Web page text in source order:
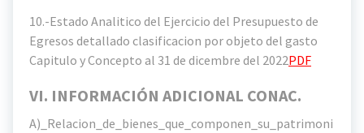
10.-Estado Analitico del Ejercicio del Presupuesto de
Egresos detallado clasificacion por objeto del gasto
Capitulo y Concepto al 31 de dicembre del 2022PDF
VI. INFORMACIÓN ADICIONAL CONAC.
A)_Relacion_de_bienes_que_componen_su_patrimoni